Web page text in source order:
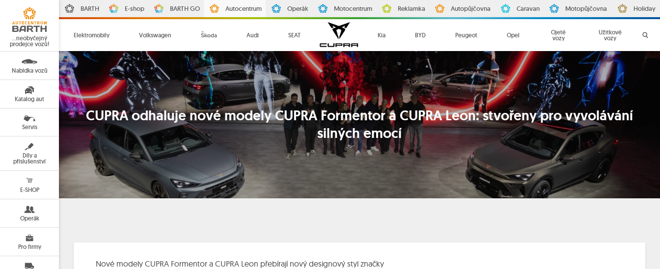
…neobyčejný
prodejce vozů!
Nabídka vozů
Katalog aut
Servis
Díly a
příslušenství
E-SHOP
Operák
Pro firmy
BARTH E-shop BARTH GO Autocentrum Operák Motocentrum Reklamka Autopůjčovna Caravan Motopůjčovna Holiday
Elektromobily Volkswagen Škoda Audi SEAT Kia BYD Peugeot Opel
Ojeté
vozy
Užitkové
vozy
CUPRA odhaluje nové modely CUPRA Formentor a CUPRA Leon: stvořeny pro vyvolávání
silných emocí
Nové modely CUPRA Formentor a CUPRA Leon přebírají nový designový styl značky